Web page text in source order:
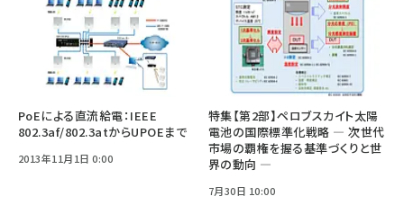
PoEによる直流給電：IEEE
802.3af/802.3atからUPOEまで
2013年11月1日 0:00
特集【第2部】ペロブスカイト太陽
電池の国際標準化戦略 ― 次世代
市場の覇権を握る基準づくりと世
界の動向 ―
7月30日 10:00